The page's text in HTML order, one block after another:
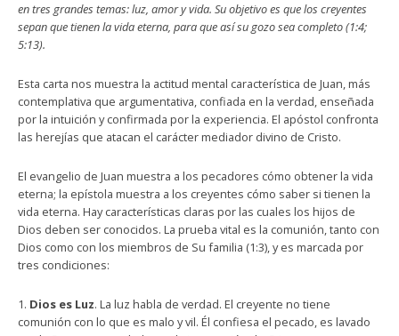
en tres grandes temas: luz, amor y vida. Su objetivo es que los creyentes
sepan que tienen la vida eterna, para que así su gozo sea completo (1:4;
5:13).
Esta carta nos muestra la actitud mental característica de Juan, más
contemplativa que argumentativa, confiada en la verdad, enseñada
por la intuición y confirmada por la experiencia. El apóstol confronta
las herejías que atacan el carácter mediador divino de Cristo.
El evangelio de Juan muestra a los pecadores cómo obtener la vida
eterna; la epístola muestra a los creyentes cómo saber si tienen la
vida eterna. Hay características claras por las cuales los hijos de
Dios deben ser conocidos. La prueba vital es la comunión, tanto con
Dios como con los miembros de Su familia (1:3), y es marcada por
tres condiciones:
1. Dios es Luz. La luz habla de verdad. El creyente no tiene
comunión con lo que es malo y vil. Él confiesa el pecado, es lavado